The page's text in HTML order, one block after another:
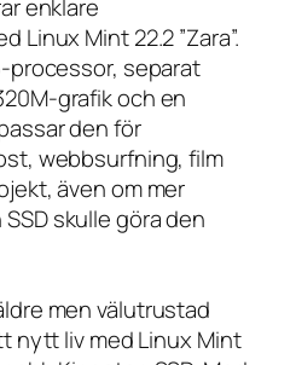
enklare
Linux Mint 22.2 ”Zara”.
processor, separat
grafik och en
den för
webbsurfning, film
även om mer
skulle göra den
men välutrustad
nytt liv med Linux Mint